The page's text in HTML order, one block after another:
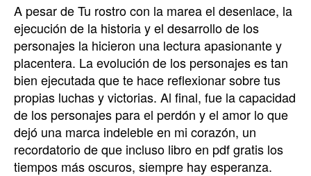
A pesar de Tu rostro con la marea el desenlace, la
ejecución de la historia y el desarrollo de los
personajes la hicieron una lectura apasionante y
placentera. La evolución de los personajes es tan
bien ejecutada que te hace reflexionar sobre tus
propias luchas y victorias. Al final, fue la capacidad
de los personajes para el perdón y el amor lo que
dejó una marca indeleble en mi corazón, un
recordatorio de que incluso libro en pdf gratis los
tiempos más oscuros, siempre hay esperanza.